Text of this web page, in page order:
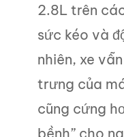
2.8L trên
sức kéo và
nhiên, xe
trưng của
cũng cứng
bềnh” cho